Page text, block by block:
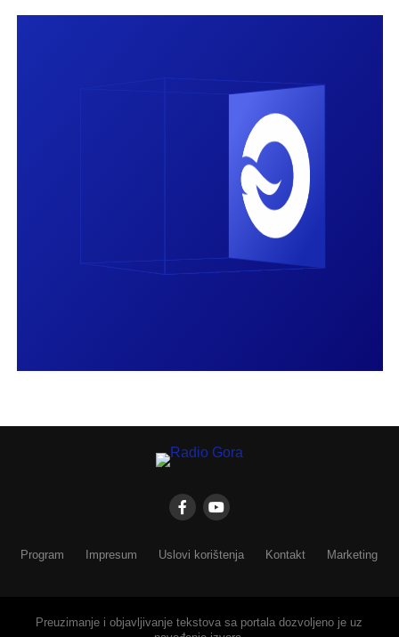
Program Impresum Uslovi korištenja Kontakt Marketing
Preuzimanje i objavljivanje tekstova sa portala dozvoljeno je uz